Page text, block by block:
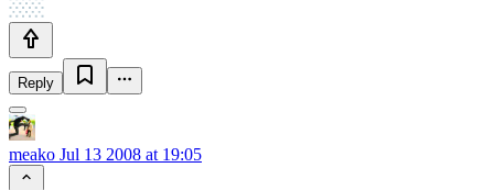
Reply
meako Jul 13 2008 at 19:05